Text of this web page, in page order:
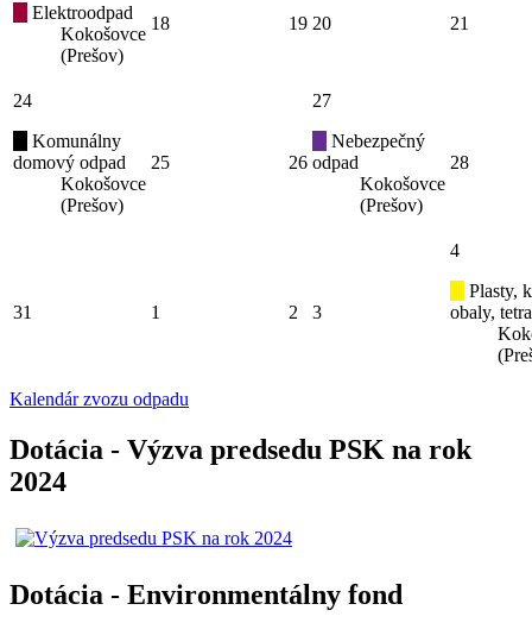
Elektroodpad
Kokošovce
(Prešov)
18 19 20 21
24
Komunálny
domový odpad
Kokošovce
(Prešov)
25 26
27
Nebezpečný
odpad
Kokošovce
(Prešov)
28
31 1 2 3
4
Plasty,
obaly,
Kalendár zvozu odpadu
Dotácia - Výzva predsedu PSK na rok
2024
Dotácia - Environmentálny fond